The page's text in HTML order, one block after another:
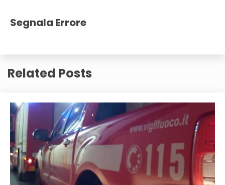
Segnala Errore
Related Posts